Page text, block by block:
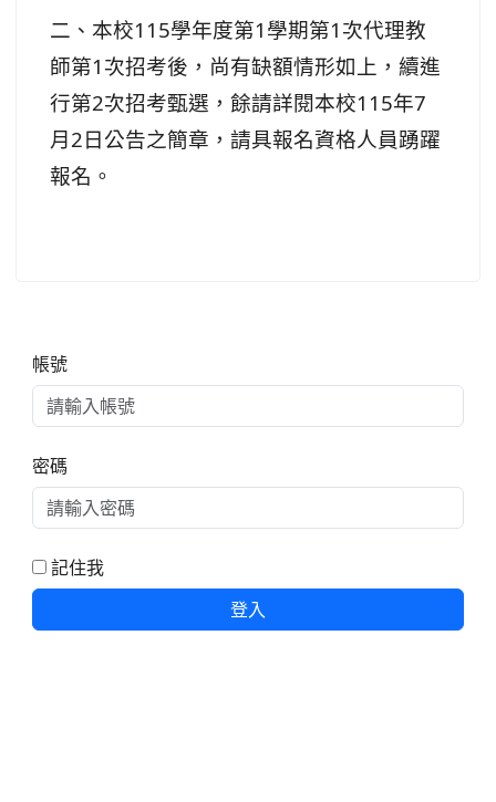
二、本校115學年度第1學期第1次代理教
師第1次招考後，尚有缺額情形如上，續進
行第2次招考甄選，餘請詳閱本校115年7
月2日公告之簡章，請具報名資格人員踴躍
報名。
帳號
密碼
記住我
登入